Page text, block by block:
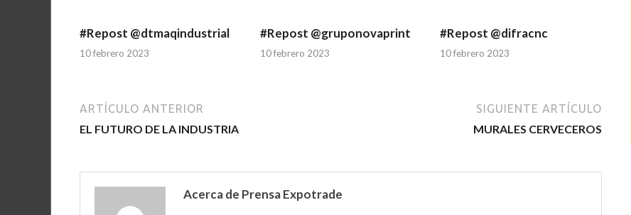
#Repost @dtmaqindustrial
10 febrero 2023
#Repost @gruponovaprint
10 febrero 2023
#Repost @difracnc
10 febrero 2023
ARTÍCULO ANTERIOR
EL FUTURO DE LA INDUSTRIA
SIGUIENTE ARTÍCULO
MURALES CERVECEROS
Acerca de Prensa Expotrade